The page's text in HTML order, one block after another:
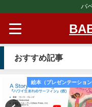
バ
おすすめ記事
絵本（プレゼンテーション